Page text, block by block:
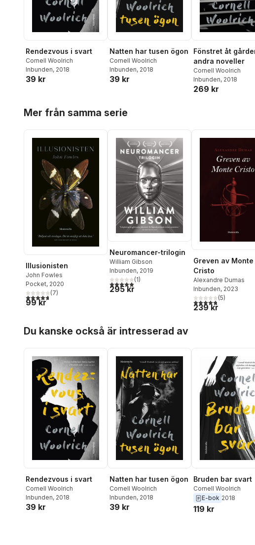
Rendezvous i svart
Cornell Woolrich
Inbunden, 2018
39 kr
Natten har tusen ögon
Cornell Woolrich
Inbunden, 2018
39 kr
Fönstret åt
andra noveller
Cornell Woolrich
Inbunden, 2018
269 kr
Mer från samma serie
Illusionisten
John Fowles
Pocket, 2020
4,7utav 5 stjärnor. Totalt antal röster:
(7)
99 kr
Neuromancer-trilogin
William Gibson
Inbunden, 2019
5,0utav 5 stjärnor. Totalt antal röster:
(1)
295 kr
Greven av Monte
Cristo
Alexandre Dumas
Inbunden, 2023
4,8utav 5 stjärnor.
(5)
239 kr
Du kanske också är intresserad av
Rendezvous i svart
Cornell Woolrich
Inbunden, 2018
39 kr
Natten har tusen ögon
Cornell Woolrich
Inbunden, 2018
39 kr
Bruden bar svart
Cornell Woolrich
E-bok 2018
119 kr